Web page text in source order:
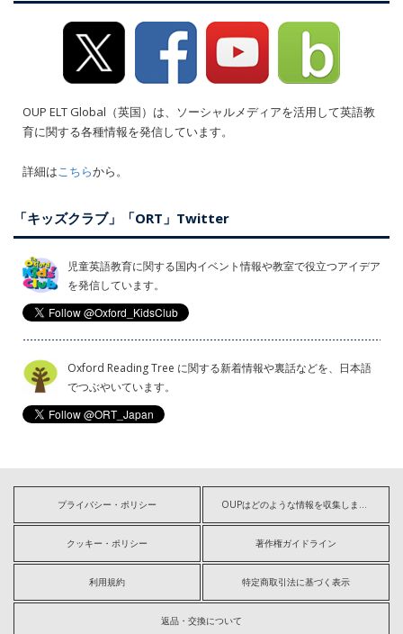
OUP ELT Global（英国）は、ソーシャルメディアを活用して英語教
育に関する各種情報を発信しています。
詳細はこちらから。
「キッズクラブ」「ORT」Twitter
児童英語教育に関する国内イベント情報や教室で役立つアイデア
を発信しています。
Oxford Reading Tree に関する新着情報や裏話などを、日本語
でつぶやいています。
プライバシー・ポリシー OUPはどのような情報を収集しますか?
クッキー・ポリシー 著作権ガイドライン
利用規約 特定商取引法に基づく表示
返品・交換について